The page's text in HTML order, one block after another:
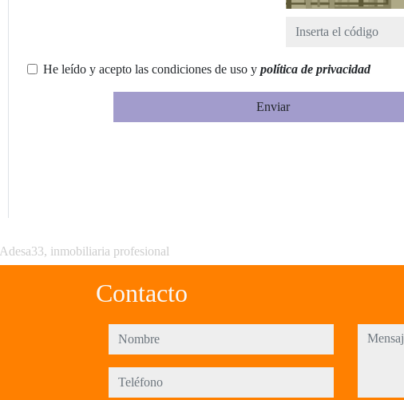
He leído y acepto las condiciones de uso y política de privacidad
Enviar
Adesa33, inmobiliaria profesional
Contacto
nombre
teléfono
mensaje